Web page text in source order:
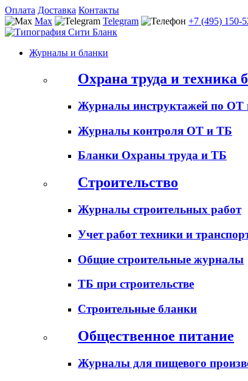
Оплата Доставка Контакты
Max
Telegram +7 (495) 150-
Журналы и бланки
Охрана труда и техника
Журналы инструктажей по ОТ
Журналы контроля ОТ и ТБ
Бланки Охраны труда и ТБ
Строительство
Журналы строительных работ
Учет работ техники и
Общие строительные журналы
ТБ при строительстве
Строительные бланки
Общественное питание
Журналы для пищевого